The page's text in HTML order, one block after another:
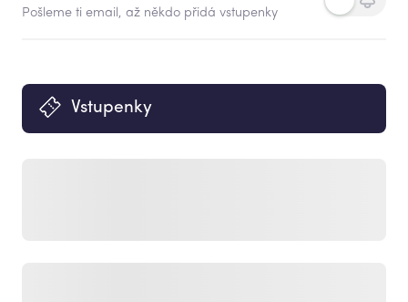
Pošleme ti email, až někdo přidá vstupenky
Vstupenky